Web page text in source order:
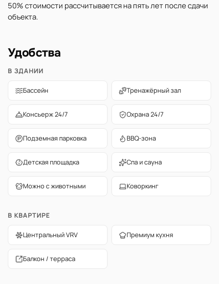
50% стоимости рассчитывается на пять лет после сдачи
объекта.
Удобства
В ЗДАНИИ
Бассейн Тренажёрный зал
Консьерж 24/7 Охрана 24/7
Подземная парковка BBQ-зона
Детская площадка Спа и сауна
Можно с животными Коворкинг
В КВАРТИРЕ
Центральный VRV Премиум кухня
Балкон / терраса